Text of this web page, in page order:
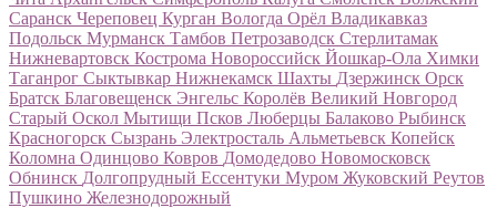
Саранск Череповец Курган Вологда Орёл Владикавказ
Подольск Мурманск Тамбов Петрозаводск Стерлитамак
Нижневартовск Кострома Новороссийск Йошкар-Ола Химки
Таганрог Сыктывкар Нижнекамск Шахты Дзержинск Орск
Братск Благовещенск Энгельс Королёв Великий Новгород
Старый Оскол Мытищи Псков Люберцы Балаково Рыбинск
Красногорск Сызрань Электросталь Альметьевск Копейск
Коломна Одинцово Ковров Домодедово Новомосковск
Обнинск Долгопрудный Ессентуки Муром Жуковский Реутов
Пушкино Железнодорожный